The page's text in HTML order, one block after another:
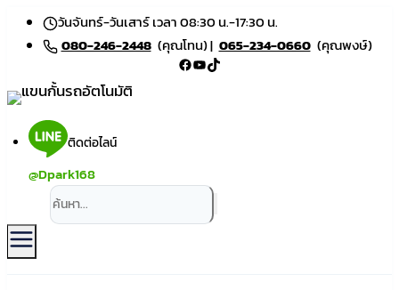
Skip
วันจันทร์-วันเสาร์ เวลา 08:30 น.-17:30 น.
080-246-2448 (คุณโทน) | 065-234-0660 (คุณพงษ์)
Facebook
YouTube
TikTok
ติดต่อไลน์
@Dpark168